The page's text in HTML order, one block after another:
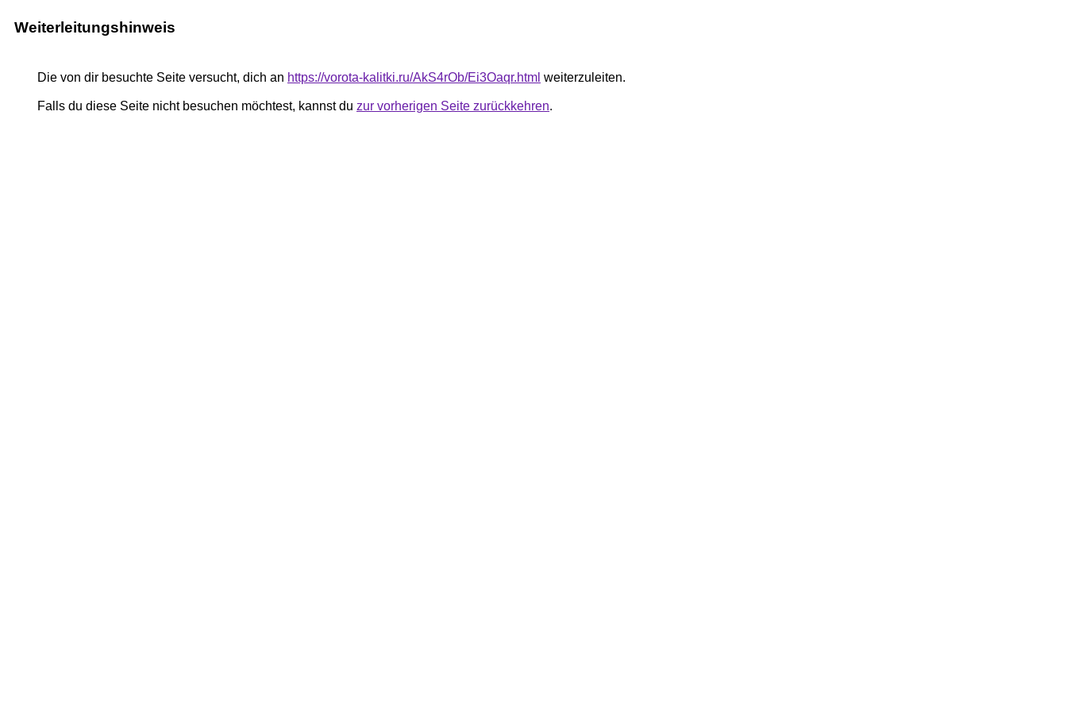
Weiterleitungshinweis
Die von dir besuchte Seite versucht, dich an https://vorota-kalitki.ru/AkS4rOb/Ei3Oaqr.html weiterzuleiten.
Falls du diese Seite nicht besuchen möchtest, kannst du zur vorherigen Seite zurückkehren.